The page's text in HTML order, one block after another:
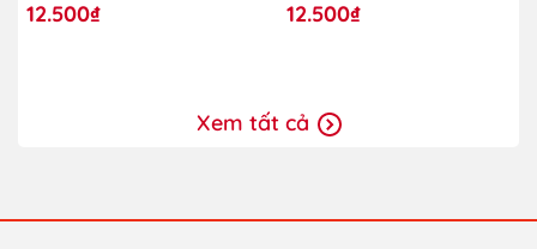
Cho Trẻ Lớp Mẫu Giáo
Ghép)
12.500₫
(Dành Cho Trẻ Lớp Mẫu
Giáo Ghép)
12.500₫
Xem tất cả